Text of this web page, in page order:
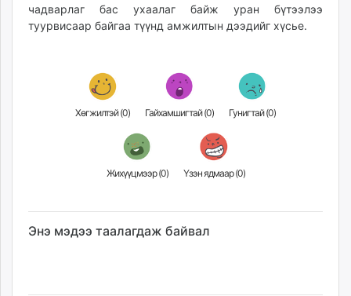
itoim.mn
tumen.mn
tvmongolia.mn
unread.today
чадварлаг бас ухаалаг байж уран бүтээлээ
туурвисаар байгаа түүнд амжилтын дээдийг хүсье.
Хөгжилтэй (0) Гайхамшигтай (0) Гунигтай (0)
Жихүүцмээр (0) Үзэн ядмаар (0)
Энэ мэдээ таалагдаж байвал